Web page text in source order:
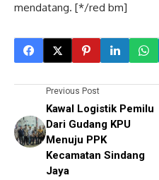
mendatang. [*/red bm]
Previous Post
Kawal Logistik Pemilu
Dari Gudang KPU
Menuju PPK
Kecamatan Sindang
Jaya